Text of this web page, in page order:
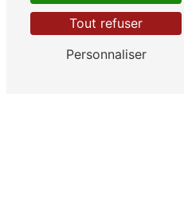
Tout refuser
Personnaliser